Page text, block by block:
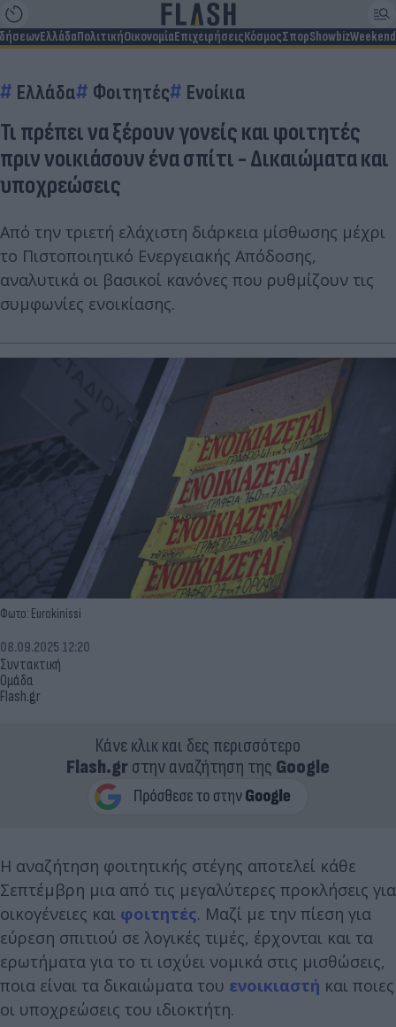
ΕλλάδαΠολιτικήΟικονομίαΕπιχειρήσειςΚόσμοςΣπορShowbizWeekend
Ελλάδα Φοιτητές Ενοίκια
Τι πρέπει να ξέρουν γονείς και φοιτητές
πριν νοικιάσουν ένα σπίτι - Δικαιώματα και
υποχρεώσεις
Από την τριετή ελάχιστη διάρκεια μίσθωσης μέχρι
το Πιστοποιητικό Ενεργειακής Απόδοσης,
αναλυτικά οι βασικοί κανόνες που ρυθμίζουν τις
συμφωνίες ενοικίασης.
Φωτο: Eurokinissi
Συντακτική
Ομάδα
Flash.gr
08.09.2025 12:20
Κάνε κλικ και δες περισσότερο
Flash.grστην αναζήτηση της Google
Η αναζήτηση φοιτητικής στέγης αποτελεί κάθε
Σεπτέμβρη μια από τις μεγαλύτερες προκλήσεις για
οικογένειες και φοιτητές. Μαζί με την πίεση για
εύρεση σπιτιού σε λογικές τιμές, έρχονται και τα
ερωτήματα για το τι ισχύει νομικά στις μισθώσεις,
ποια είναι τα δικαιώματα του ενοικιαστή και ποιες
οι υποχρεώσεις του ιδιοκτήτη.